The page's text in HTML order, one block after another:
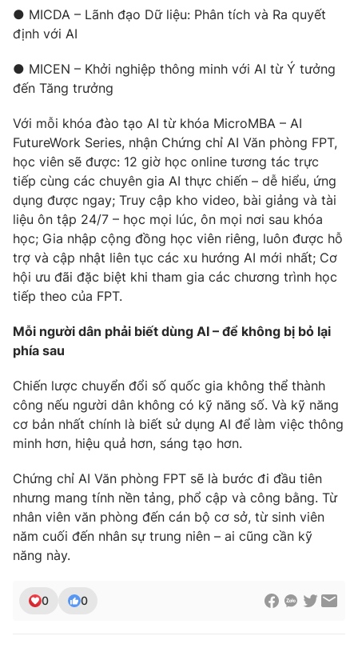
● MICDA – Lãnh đạo Dữ liệu: Phân tích và Ra quyết
định với AI
● MICEN – Khởi nghiệp thông minh với AI từ Ý tưởng
đến Tăng trưởng
Với mỗi khóa đào tạo AI từ khóa MicroMBA – AI
FutureWork Series, nhận Chứng chỉ AI Văn phòng FPT,
học viên sẽ được: 12 giờ học online tương tác trực
tiếp cùng các chuyên gia AI thực chiến – dễ hiểu, ứng
dụng được ngay; Truy cập kho video, bài giảng và tài
liệu ôn tập 24/7 – học mọi lúc, ôn mọi nơi sau khóa
học; Gia nhập cộng đồng học viên riêng, luôn được hỗ
trợ và cập nhật liên tục các xu hướng AI mới nhất; Cơ
hội ưu đãi đặc biệt khi tham gia các chương trình học
tiếp theo của FPT.
Mỗi người dân phải biết dùng AI – để không bị bỏ lại
phía sau
Chiến lược chuyển đổi số quốc gia không thể thành
công nếu người dân không có kỹ năng số. Và kỹ năng
cơ bản nhất chính là biết sử dụng AI để làm việc thông
minh hơn, hiệu quả hơn, sáng tạo hơn.
Chứng chỉ AI Văn phòng FPT sẽ là bước đi đầu tiên
nhưng mang tính nền tảng, phổ cập và công bằng. Từ
nhân viên văn phòng đến cán bộ cơ sở, từ sinh viên
năm cuối đến nhân sự trung niên – ai cũng cần kỹ
năng này.
0 0